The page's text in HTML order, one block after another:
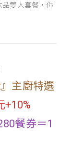
雙人套餐，你
主廚特選
+10%
餐券＝1